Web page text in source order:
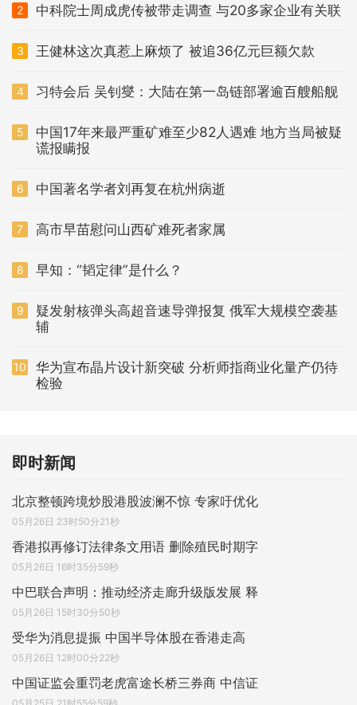
2 中科院士周成虎传被带走调查 与20多家企业有关联
3 王健林这次真惹上麻烦了 被追36亿元巨额欠款
4 习特会后 吴钊燮：大陆在第一岛链部署逾百艘船舰
5
中国17年来最严重矿难至少82人遇难 地方当局被疑
谎报瞒报
6 中国著名学者刘再复在杭州病逝
7 高市早苗慰问山西矿难死者家属
8 早知：“韬定律”是什么？
9
疑发射核弹头高超音速导弹报复 俄军大规模空袭基
辅
10
华为宣布晶片设计新突破 分析师指商业化量产仍待
检验
即时新闻
北京整顿跨境炒股港股波澜不惊 专家吁优化
05月26日 23时50分21秒
香港拟再修订法律条文用语 删除殖民时期字
05月26日 16时35分59秒
中巴联合声明：推动经济走廊升级版发展 释
05月26日 15时30分50秒
受华为消息提振 中国半导体股在香港走高
05月26日 12时00分22秒
中国证监会重罚老虎富途长桥三券商 中信证